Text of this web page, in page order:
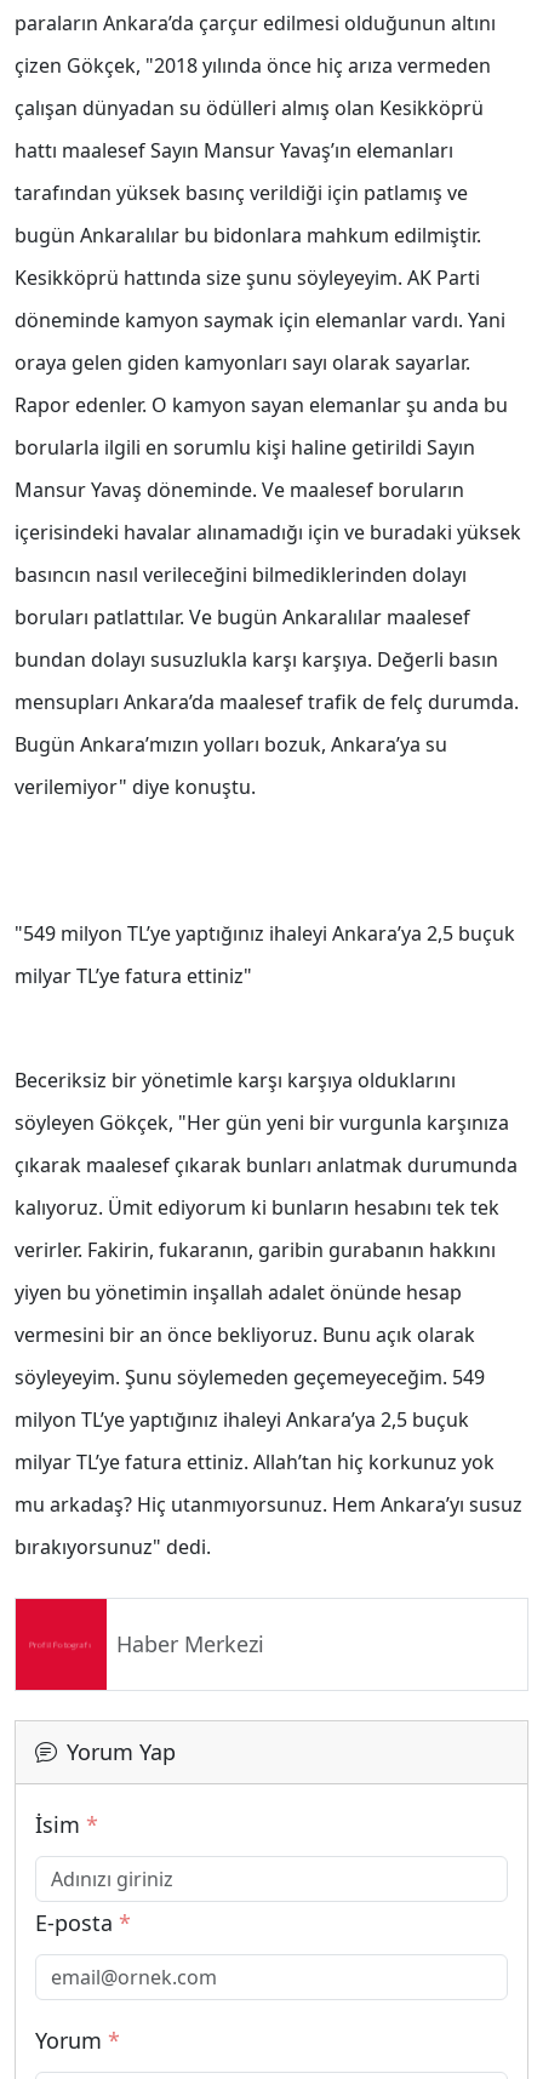
paraların Ankara’da çarçur edilmesi olduğunun altını
çizen Gökçek, "2018 yılında önce hiç arıza vermeden
çalışan dünyadan su ödülleri almış olan Kesikköprü
hattı maalesef Sayın Mansur Yavaş’ın elemanları
tarafından yüksek basınç verildiği için patlamış ve
bugün Ankaralılar bu bidonlara mahkum edilmiştir.
Kesikköprü hattında size şunu söyleyeyim. AK Parti
döneminde kamyon saymak için elemanlar vardı. Yani
oraya gelen giden kamyonları sayı olarak sayarlar.
Rapor edenler. O kamyon sayan elemanlar şu anda bu
borularla ilgili en sorumlu kişi haline getirildi Sayın
Mansur Yavaş döneminde. Ve maalesef boruların
içerisindeki havalar alınamadığı için ve buradaki yüksek
basıncın nasıl verileceğini bilmediklerinden dolayı
boruları patlattılar. Ve bugün Ankaralılar maalesef
bundan dolayı susuzlukla karşı karşıya. Değerli basın
mensupları Ankara’da maalesef trafik de felç durumda.
Bugün Ankara’mızın yolları bozuk, Ankara’ya su
verilemiyor" diye konuştu.
"549 milyon TL’ye yaptığınız ihaleyi Ankara’ya 2,5 buçuk
milyar TL’ye fatura ettiniz"
Beceriksiz bir yönetimle karşı karşıya olduklarını
söyleyen Gökçek, "Her gün yeni bir vurgunla karşınıza
çıkarak maalesef çıkarak bunları anlatmak durumunda
kalıyoruz. Ümit ediyorum ki bunların hesabını tek tek
verirler. Fakirin, fukaranın, garibin gurabanın hakkını
yiyen bu yönetimin inşallah adalet önünde hesap
vermesini bir an önce bekliyoruz. Bunu açık olarak
söyleyeyim. Şunu söylemeden geçemeyeceğim. 549
milyon TL’ye yaptığınız ihaleyi Ankara’ya 2,5 buçuk
milyar TL’ye fatura ettiniz. Allah’tan hiç korkunuz yok
mu arkadaş? Hiç utanmıyorsunuz. Hem Ankara’yı susuz
bırakıyorsunuz" dedi.
Haber Merkezi
Yorum Yap
İsim *
E-posta *
Yorum *